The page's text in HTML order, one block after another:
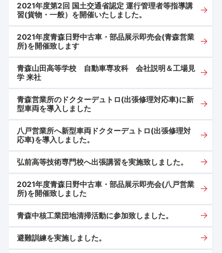
2021年度第2回 国土交通省認定 運行管理者等指導講
習(貨物・一般）を開催いたしました。
2021年度青森日野中古車・部品展示即売会(青森営業
所)を開催致します
青森山田高等学校 自動車専攻科 会社説明＆工場見
学 来社
青森営業所のドクターデュトロ(出張修理対応車)に新
型車両を導入しました
八戸営業所へ新型車両ドクターデュトロ(出張修理対
応車)を導入しました。
弘前高等技術専門校へ出張講習を実施致しました。
2021年度青森日野中古車・部品展示即売会(八戸営業
所)を開催致しました
青森中核工業団地清掃活動に参加致しました。
避難訓練を実施しました。